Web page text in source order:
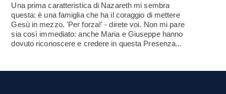
Una prima caratteristica di Nazareth mi sembra
questa: è una famiglia che ha il coraggio di mettere
Gesù in mezzo. 'Per forza!' - direte voi. Non mi pare
sia così immediato: anche Maria e Giuseppe hanno
dovuto riconoscere e credere in questa Presenza...